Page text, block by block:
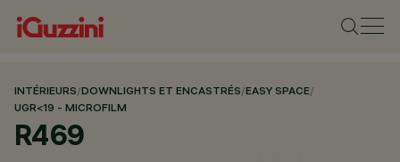
INTÉRIEURS/DOWNLIGHTS ET ENCASTRÉS/EASY SPACE/
UGR<19 - MICROFILM
R469